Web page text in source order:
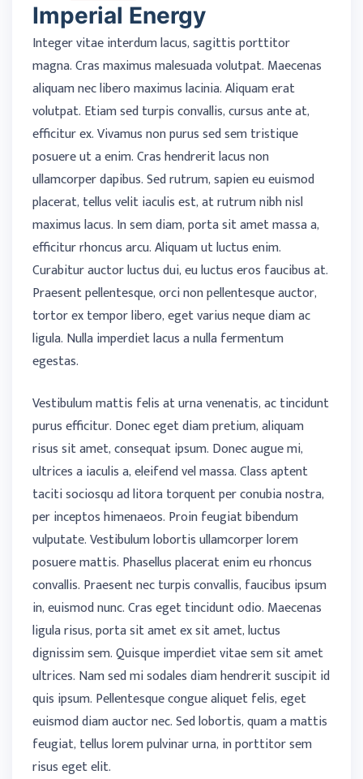
Imperial Energy
Integer vitae interdum lacus, sagittis porttitor
magna. Cras maximus malesuada volutpat. Maecenas
aliquam nec libero maximus lacinia. Aliquam erat
volutpat. Etiam sed turpis convallis, cursus ante at,
efficitur ex. Vivamus non purus sed sem tristique
posuere ut a enim. Cras hendrerit lacus non
ullamcorper dapibus. Sed rutrum, sapien eu euismod
placerat, tellus velit iaculis est, at rutrum nibh nisl
maximus lacus. In sem diam, porta sit amet massa a,
efficitur rhoncus arcu. Aliquam ut luctus enim.
Curabitur auctor luctus dui, eu luctus eros faucibus at.
Praesent pellentesque, orci non pellentesque auctor,
tortor ex tempor libero, eget varius neque diam ac
ligula. Nulla imperdiet lacus a nulla fermentum
egestas.
Vestibulum mattis felis at urna venenatis, ac tincidunt
purus efficitur. Donec eget diam pretium, aliquam
risus sit amet, consequat ipsum. Donec augue mi,
ultrices a iaculis a, eleifend vel massa. Class aptent
taciti sociosqu ad litora torquent per conubia nostra,
per inceptos himenaeos. Proin feugiat bibendum
vulputate. Vestibulum lobortis ullamcorper lorem
posuere mattis. Phasellus placerat enim eu rhoncus
convallis. Praesent nec turpis convallis, faucibus ipsum
in, euismod nunc. Cras eget tincidunt odio. Maecenas
ligula risus, porta sit amet ex sit amet, luctus
dignissim sem. Quisque imperdiet vitae sem sit amet
ultrices. Nam sed mi sodales diam hendrerit suscipit id
quis ipsum. Pellentesque congue aliquet felis, eget
euismod diam auctor nec. Sed lobortis, quam a mattis
feugiat, tellus lorem pulvinar urna, in porttitor sem
risus eget elit.